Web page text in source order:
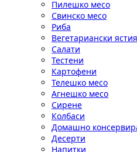
Пилешко месо
Свинско месо
Риба
Вегетариански ястия
Салати
Тестени
Картофени
Телешко месо
Агнешко месо
Сирене
Колбаси
Домашно
Десерти
Напитки